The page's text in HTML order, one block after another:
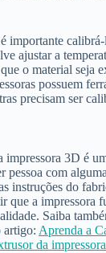
importante
ajustar a
o material seja
possuem
precisam ser
3D é
pessoa com
instruções do
que a impressora
Saiba
artigo: Aprenda a
da